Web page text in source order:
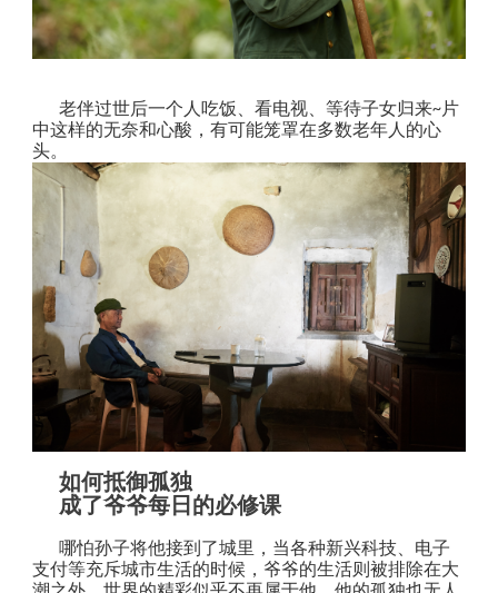
老伴过世后一个人吃饭、看电视、等待子女归来~片
中这样的无奈和心酸，有可能笼罩在多数老年人的心
头。
如何抵御孤独
成了爷爷每日的必修课
哪怕孙子将他接到了城里，当各种新兴科技、电子
支付等充斥城市生活的时候，爷爷的生活则被排除在大